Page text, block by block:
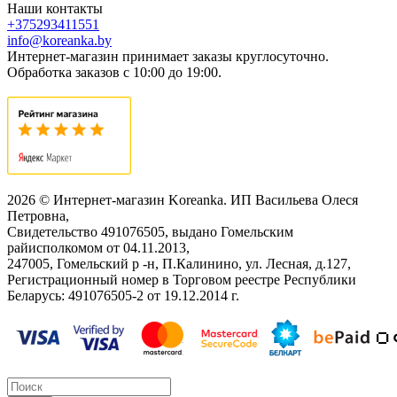
Наши контакты
+375293411551
info@koreanka.by
Интернет-магазин принимает заказы круглосуточно.
Обработка заказов с 10:00 до 19:00.
2026 © Интернет-магазин Koreanka. ИП Васильева Олеся
Петровна,
Свидетельство ‎491076505, выдано Гомельским
райисполкомом от 04.11.2013,
247005, Гомельский р -н, П.Калинино, ул. Лесная, д.127,
Регистрационный номер в Торговом реестре Республики
Беларусь: ‎491076505-2 от 19.12.2014 г.